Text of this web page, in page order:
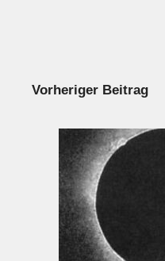
Vorheriger Beitrag